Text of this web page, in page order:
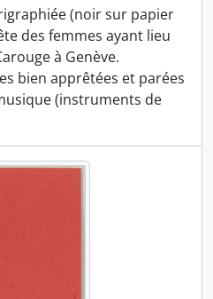
(noir sur papier
des femmes ayant lieu
à Genève.
bien apprêtées et parées
(instruments de